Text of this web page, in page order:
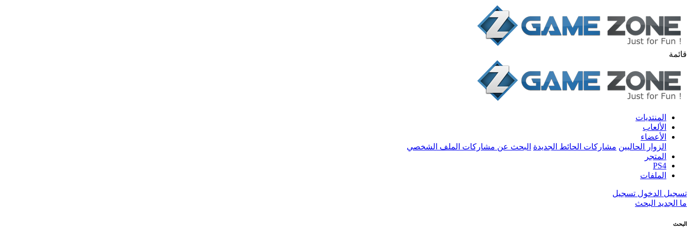
قائمة
المنتديات
الألعاب
الأعضاء
الزوار الحاليين مشاركات الحائط الجديدة البحث عن مشاركات الملف الشخصي
المتجر
PS4
الملفات
تسجيل الدخول تسجيل
ما الجديد البحث
البحث